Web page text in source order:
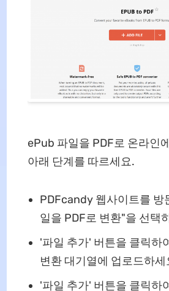
ePub 파일을 PDF로 온라인
아래 단계를 따르세요.
PDFcandy 웹사이트를 방
일을 PDF로 변환"을 선택
'파일 추가' 버튼을 클릭하
변환 대기열에 업로드하세
'파일 추가' 버튼을 클릭하